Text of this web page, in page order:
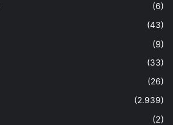
(6)
(43)
(9)
(33)
(26)
(2.939)
(2)